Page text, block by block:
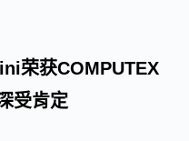
荣获COMPUTEX
受肯定